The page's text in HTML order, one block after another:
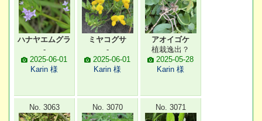
ハナヤエムグラ
-
2025-06-01
Karin 様
ミヤコグサ
-
2025-06-01
Karin 様
アオイゴケ
植栽逸出？
2025-05-28
Karin 様
No. 3063 No. 3070 No. 3071